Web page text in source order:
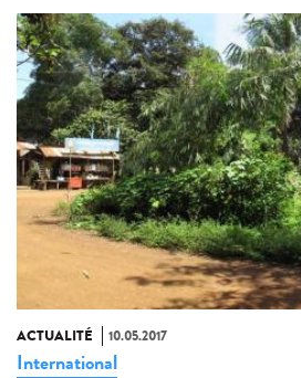
ACTUALITÉ 10.05.2017
International